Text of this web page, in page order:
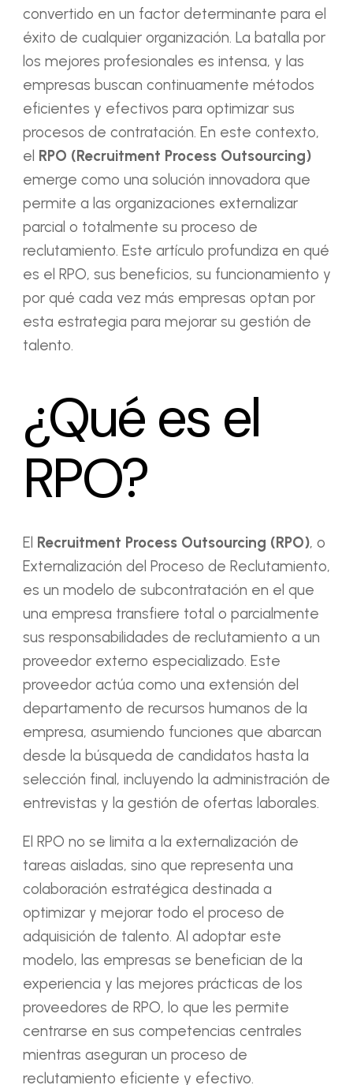
convertido en un factor determinante para el
éxito de cualquier organización. La batalla por
los mejores profesionales es intensa, y las
empresas buscan continuamente métodos
eficientes y efectivos para optimizar sus
procesos de contratación. En este contexto,
el RPO (Recruitment Process Outsourcing)
emerge como una solución innovadora que
permite a las organizaciones externalizar
parcial o totalmente su proceso de
reclutamiento. Este artículo profundiza en qué
es el RPO, sus beneficios, su funcionamiento y
por qué cada vez más empresas optan por
esta estrategia para mejorar su gestión de
talento.
¿Qué es el
RPO?
El Recruitment Process Outsourcing (RPO), o
Externalización del Proceso de Reclutamiento,
es un modelo de subcontratación en el que
una empresa transfiere total o parcialmente
sus responsabilidades de reclutamiento a un
proveedor externo especializado. Este
proveedor actúa como una extensión del
departamento de recursos humanos de la
empresa, asumiendo funciones que abarcan
desde la búsqueda de candidatos hasta la
selección final, incluyendo la administración de
entrevistas y la gestión de ofertas laborales.
El RPO no se limita a la externalización de
tareas aisladas, sino que representa una
colaboración estratégica destinada a
optimizar y mejorar todo el proceso de
adquisición de talento. Al adoptar este
modelo, las empresas se benefician de la
experiencia y las mejores prácticas de los
proveedores de RPO, lo que les permite
centrarse en sus competencias centrales
mientras aseguran un proceso de
reclutamiento eficiente y efectivo.